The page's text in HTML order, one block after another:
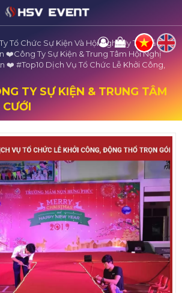
Tổ Chức Sự Kiện Và Hội Nghị Uy Tín Bắc
❤️️Công Ty Sự Kiện & Trung Tâm Hội Nghị
❤️️ #top10 Dịch Vụ Tổ Chức Lễ Khởi Công,
TY SỰ KIỆN & TRUNG TÂM